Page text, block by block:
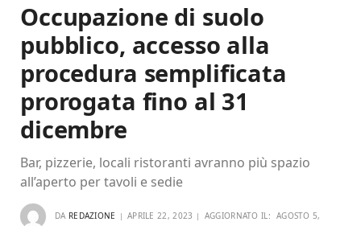
Occupazione di suolo
pubblico, accesso alla
procedura semplificata
prorogata fino al 31
dicembre
Bar, pizzerie, locali ristoranti avranno più spazio
all’aperto per tavoli e sedie
DA REDAZIONE APRILE 22, 2023 AGGIORNATO IL: AGOSTO 5,